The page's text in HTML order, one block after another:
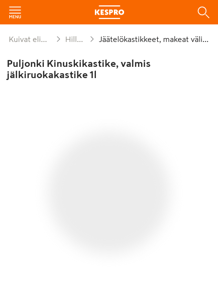
Kuivat elintarvikkeet ja säilykkeet Hillo ja marmeladi Jäätelökastikkeet, makeat välipalalevitt
Puljonki Kinuskikastike, valmis
jälkiruokakastike 1l